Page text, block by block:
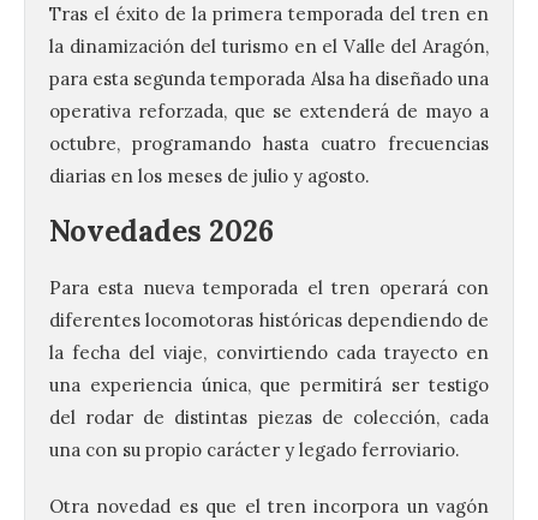
Tras el éxito de la primera temporada del tren en
la dinamización del turismo en el Valle del Aragón,
para esta segunda temporada Alsa ha diseñado una
operativa reforzada, que se extenderá de mayo a
octubre, programando hasta cuatro frecuencias
diarias en los meses de julio y agosto.
Novedades 2026
Para esta nueva temporada el tren operará con
diferentes locomotoras históricas dependiendo de
la fecha del viaje, convirtiendo cada trayecto en
una experiencia única, que permitirá ser testigo
del rodar de distintas piezas de colección, cada
una con su propio carácter y legado ferroviario.
Otra novedad es que el tren incorpora un vagón